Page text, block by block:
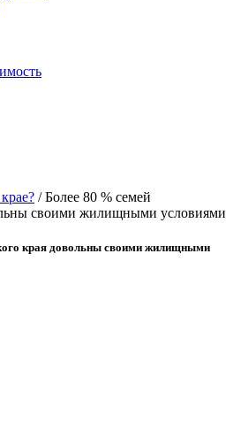
/Более 80 % семей
своими жилищными условиями
края довольны своими жилищными